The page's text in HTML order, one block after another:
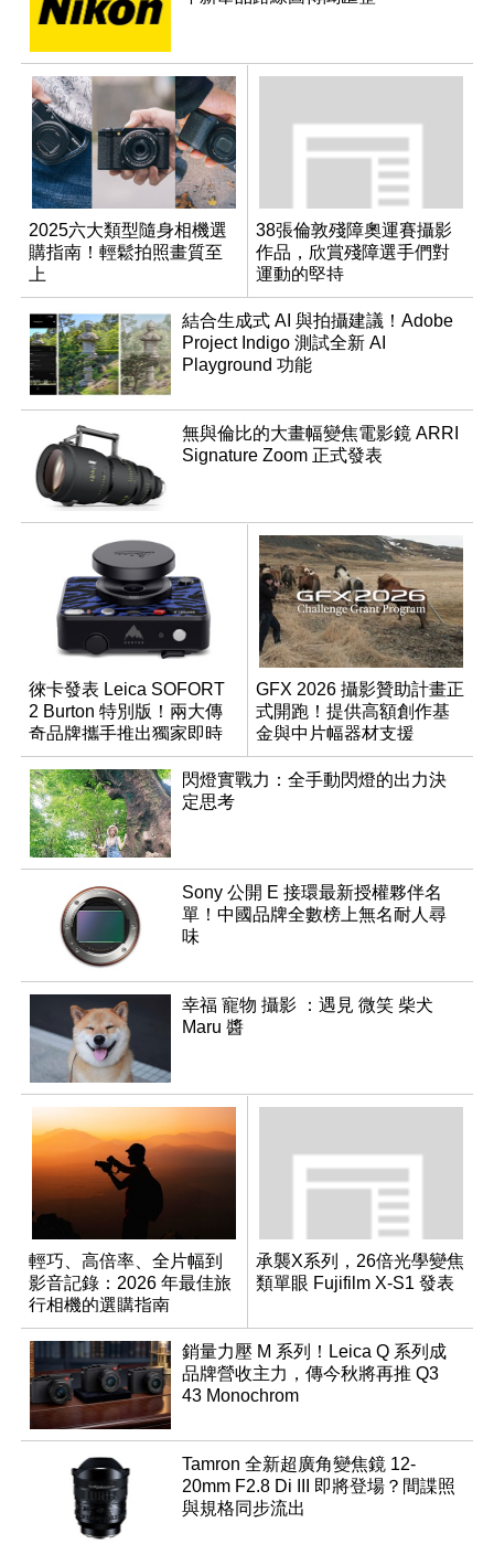
2025六大類型隨身相機選
購指南！輕鬆拍照畫質至
上
38張倫敦殘障奧運賽攝影
作品，欣賞殘障選手們對
運動的堅持
結合生成式 AI 與拍攝建議！Adobe
Project Indigo 測試全新 AI
Playground 功能
無與倫比的大畫幅變焦電影鏡 ARRI
Signature Zoom 正式發表
徠卡發表 Leica SOFORT
2 Burton 特別版！兩大傳
奇品牌攜手推出獨家即時
成像相機
GFX 2026 攝影贊助計畫正
式開跑！提供高額創作基
金與中片幅器材支援
閃燈實戰力：全手動閃燈的出力決
定思考
Sony 公開 E 接環最新授權夥伴名
單！中國品牌全數榜上無名耐人尋
味
幸福 寵物 攝影 ：遇見 微笑 柴犬
Maru 醬
輕巧、高倍率、全片幅到
影音記錄：2026 年最佳旅
行相機的選購指南
承襲X系列，26倍光學變焦
類單眼 Fujifilm X-S1 發表
銷量力壓 M 系列！Leica Q 系列成
品牌營收主力，傳今秋將再推 Q3
43 Monochrom
Tamron 全新超廣角變焦鏡 12-
20mm F2.8 Di III 即將登場？間諜照
與規格同步流出